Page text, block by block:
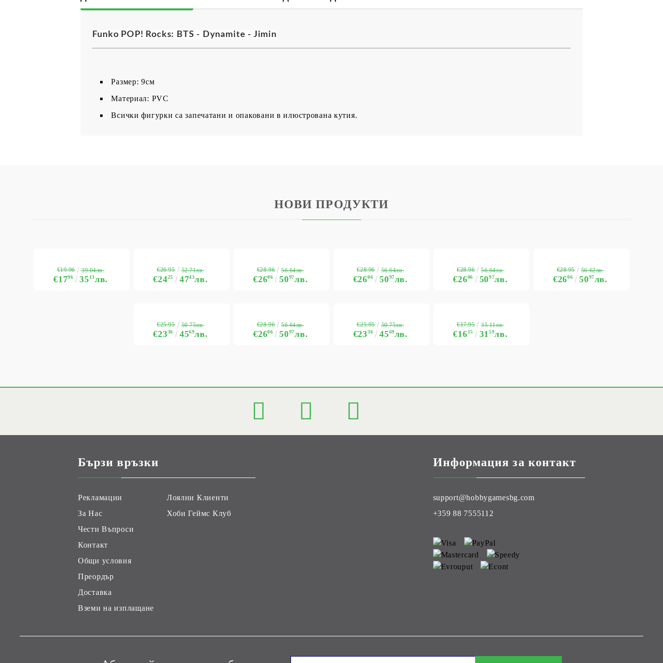
BG EN RO
Funko POP! Rocks: BTS - Dynamite - Jimin
Размер: 9см
Материал: PVC
Всички фигурки са запечатани и опаковани в илюстрована кутия.
НОВИ ПРОДУКТИ
€1796 3513лв.
€19.96 39.04лв.
€2425 4743лв.
€26.95 52.71лв.
€2606 5097лв.
€28.96 56.64лв.
€2606 5097лв.
€28.96 56.64лв.
€2606 5097лв.
€28.96 56.64лв.
€2606 5097лв.
€28.95 56.62лв.
€2336 4569лв.
€25.95 50.75лв.
€2606 5097лв.
€28.96 56.64лв.
€2336 4569лв.
€25.95 50.75лв.
€1615 3159лв.
€17.95 35.11лв.
Бързи връзки
Рекламации
За Нас
Чести Въпроси
Контакт
Общи условия
Преордър
Доставка
Вземи на изплащане
Лоялни Клиенти
Хоби Геймс Клуб
Информация за контакт
support@hobbygamesbg.com
+359 88 7555112